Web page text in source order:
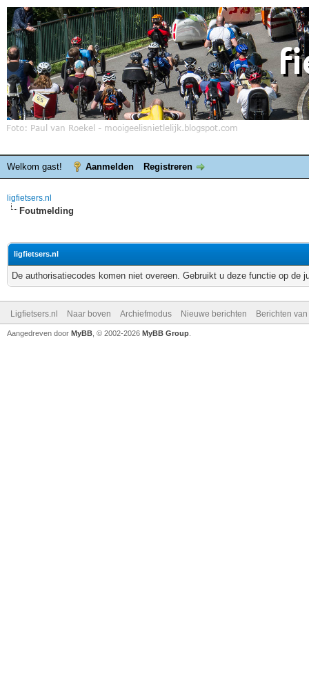
Welkom gast! Aanmelden Registreren
ligfietsers.nl
Foutmelding
ligfietsers.nl
De authorisatiecodes komen niet overeen. Gebruikt u deze functie op de
Ligfietsers.nl Naar boven Archiefmodus Nieuwe berichten Berichten
Aangedreven door MyBB , © 2002-2026 MyBB Group